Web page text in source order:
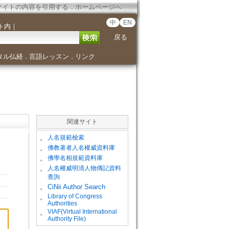
イトの内容を引用する．ホームページへ
内 ｜ 中 EN
戻る
ル仏経． 言語レッスン ． リンク
関連サイト
。 人名規範檢索
。 佛教著者人名權威資料庫
。 佛學名相規範資料庫
。
人名權威明清人物傳記資料
查詢
。
CiNii Author Search
。
Library of Congress
Authorities
。
VIAF(Virtual International
Authority File)